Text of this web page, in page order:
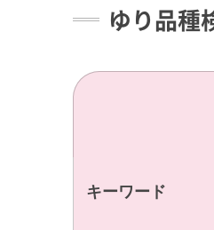
ゆり品種
キーワード